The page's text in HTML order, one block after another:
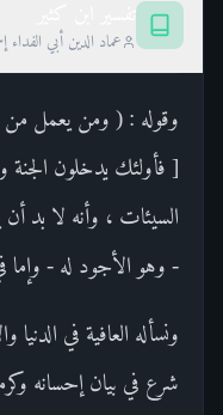
عماد الدين أبي
وقوله : ( ومن يعمل من
[ فأولئك يدخلون الجنة
السيئات ، وأنه لا بد أن
- وهو الأجود له - وإما
ونسأله العافية في
شرع في بيان إحسانه